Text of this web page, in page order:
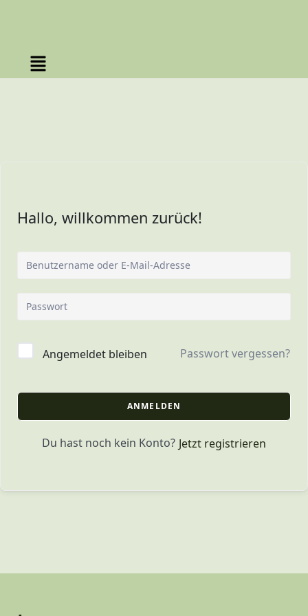
Hallo, willkommen zurück!
Angemeldet bleiben Passwort vergessen?
ANMELDEN
Du hast noch kein Konto? Jetzt registrieren